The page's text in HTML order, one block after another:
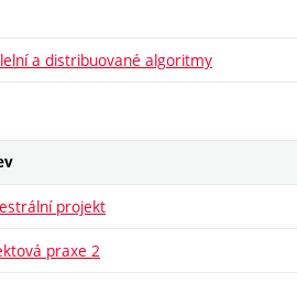
a distribuované algoritmy
projekt
praxe 2